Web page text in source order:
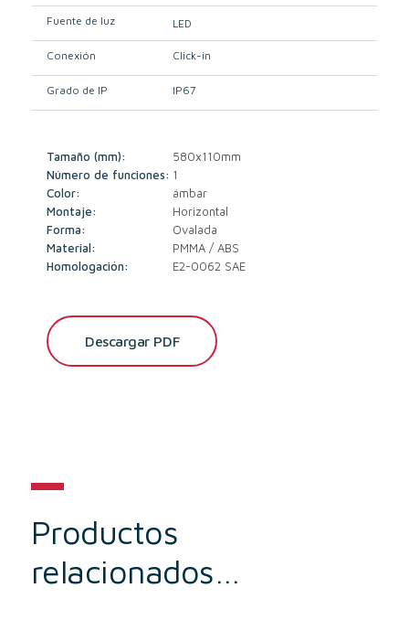
Fuente de luz LED
Conexión Click-in
Grado de IP IP67
Tamaño (mm):
580x110mm
Número de funciones: 1
Color:
ámbar
Montaje:
Horizontal
Forma:
Ovalada
Material:
PMMA / ABS
Homologación:
E2-0062 SAE
Descargar PDF
Productos
relacionados…